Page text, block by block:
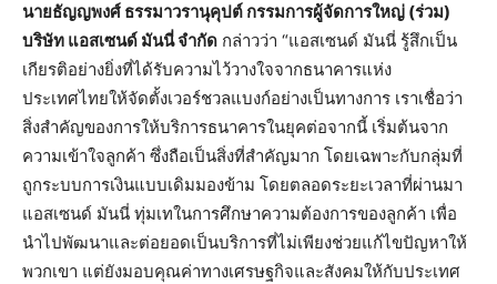
นายธัญญพงศ์ ธรรมาวรานุคุปต์ กรรมการผู้จัดการใหญ่ (ร่วม)
บริษัท แอสเซนด์ มันนี่ จำกัด กล่าวว่า “แอสเซนด์ มันนี่ รู้สึกเป็น
เกียรติอย่างยิ่งที่ได้รับความไว้วางใจจากธนาคารแห่ง
ประเทศไทยให้จัดตั้งเวอร์ชวลแบงก์อย่างเป็นทางการ เราเชื่อว่า
สิ่งสำคัญของการให้บริการธนาคารในยุคต่อจากนี้ เริ่มต้นจาก
ความเข้าใจลูกค้า ซึ่งถือเป็นสิ่งที่สำคัญมาก โดยเฉพาะกับกลุ่มที่
ถูกระบบการเงินแบบเดิมมองข้าม โดยตลอดระยะเวลาที่ผ่านมา
แอสเซนด์ มันนี่ ทุ่มเทในการศึกษาความต้องการของลูกค้า เพื่อ
นำไปพัฒนาและต่อยอดเป็นบริการที่ไม่เพียงช่วยแก้ไขปัญหาให้
พวกเขา แต่ยังมอบคุณค่าทางเศรษฐกิจและสังคมให้กับประเทศ